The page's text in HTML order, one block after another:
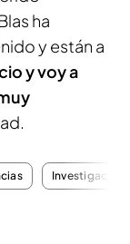
ha
y están a
y voy a